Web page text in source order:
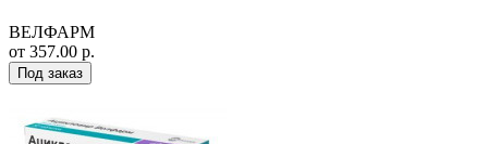
ВЕЛФАРМ
от 357.00 р.
Под заказ